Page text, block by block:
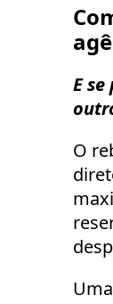
E
O